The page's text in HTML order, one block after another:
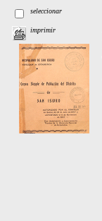
seleccionar
imprimir